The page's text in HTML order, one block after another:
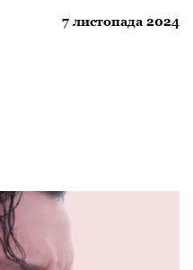
7 листопада 2024